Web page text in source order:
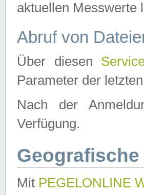
aktuellen Messwerte
Abruf von
Über diesen
Parameter der
Nach der
Verfügung.
Mit PEGELONLINE